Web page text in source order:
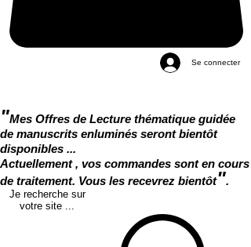
Se connecter
"Mes Offres de Lecture thématique guidée
de manuscrits enluminés seront bientôt
disponibles ...
Actuellement , vos commandes sont en cours
de traitement. Vous les recevrez bientôt".
Je recherche sur
votre site ...